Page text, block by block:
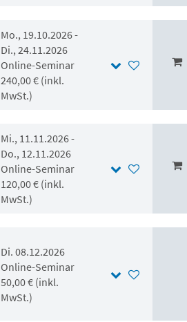
Mo., 19.10.2026 -
Di., 24.11.2026
Online-Seminar
240,00 € (inkl.
MwSt.)
Mi., 11.11.2026 -
Do., 12.11.2026
Online-Seminar
120,00 € (inkl.
MwSt.)
Di. 08.12.2026
Online-Seminar
50,00 € (inkl.
MwSt.)